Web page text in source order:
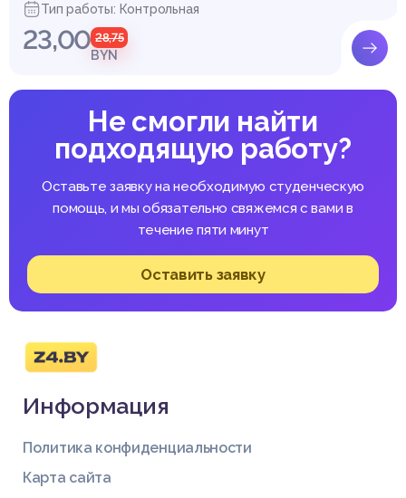
Тип работы: Контрольная
23,00 28,75
BYN
Не смогли найти
подходящую работу?
Оставьте заявку на необходимую студенческую
помощь, и мы обязательно свяжемся с вами в
течение пяти минут
Оставить заявку
Информация
Политика конфиденциальности
Карта сайта